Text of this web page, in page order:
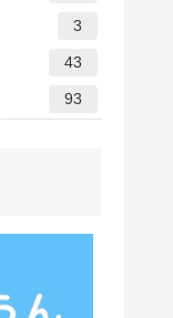
3
43
93